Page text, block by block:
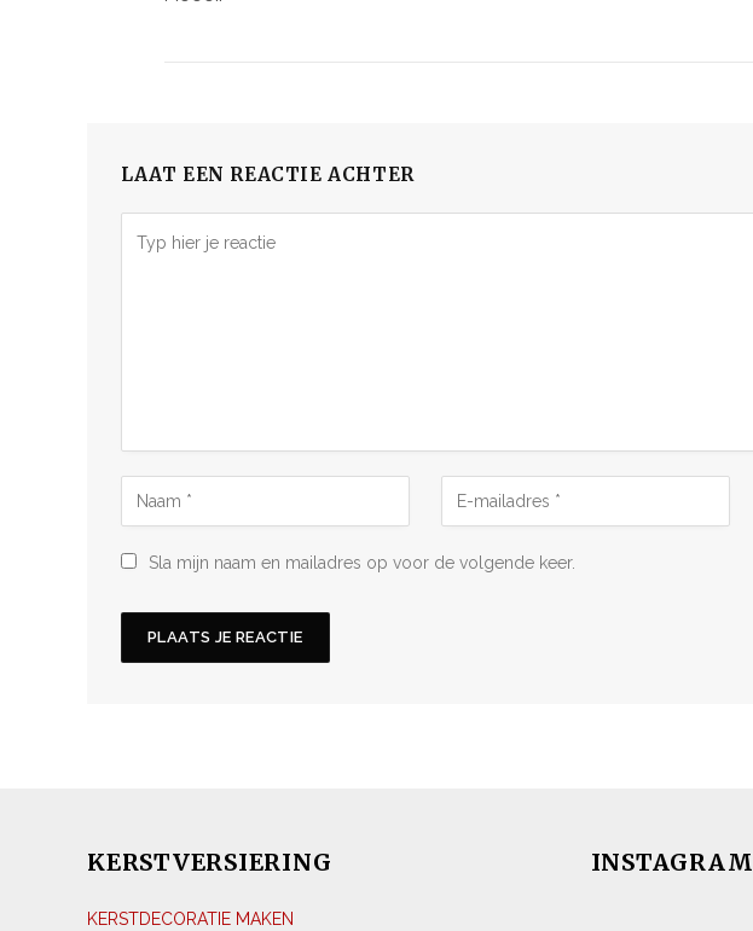
LAAT EEN REACTIE ACHTER
Sla mijn naam en mailadres op voor de volgende keer.
KERSTVERSIERING
KERSTDECORATIE MAKEN
INSTAGRAM